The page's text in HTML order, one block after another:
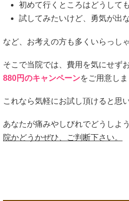
初めて行くところはどうして
試してみたいけど、勇気が出
など、お考えの方も多くいらっし
そこで当院では、費用を気にせず
880円のキャンペーンをご用意しま
これなら気軽にお試し頂けると思い
あなたが痛みやしびれでどうしよ
院かどうかぜひ、ご判断下さい。